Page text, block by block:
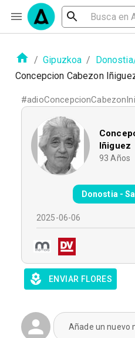
/ Gipuzkoa /
Concepcion Cabezon
#
Iñiguez
93 Años
Donostia -
2025-06-06
ENVIAR FLORES
Añade un nuevo